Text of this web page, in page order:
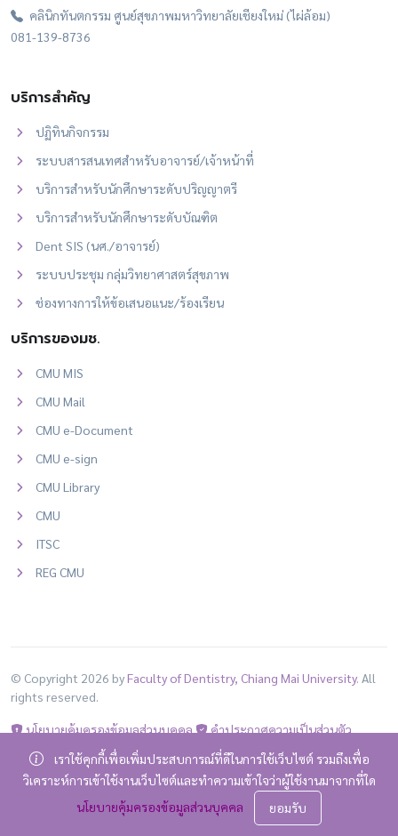
คลินิกทันตกรรม ศูนย์สุขภาพมหาวิทยาลัยเชียงใหม่ (ไผ่ล้อม)
081-139-8736
บริการสำคัญ
ปฏิทินกิจกรรม
ระบบสารสนเทศสำหรับอาจารย์/เจ้าหน้าที่
บริการสำหรับนักศึกษาระดับปริญญาตรี
บริการสำหรับนักศึกษาระดับบัณฑิต
Dent SIS (นศ./อาจารย์)
ระบบประชุม กลุ่มวิทยาศาสตร์สุขภาพ
ช่องทางการให้ข้อเสนอแนะ/ร้องเรียน
บริการของมช.
CMU MIS
CMU Mail
CMU e-Document
CMU e-sign
CMU Library
CMU
ITSC
REG CMU
© Copyright 2026 byFaculty of Dentistry, Chiang Mai University. All
rights reserved.
นโยบายคุ้มครองข้อมูลส่วนบุคคล คำประกาศความเป็นส่วนตัว
ไทย
เราใช้คุกกี้เพื่อเพิ่มประสบการณ์ที่ดีในการใช้เว็บไซต์ รวมถึงเพื่อ
วิเคราะห์การเข้าใช้งานเว็บไซต์และทำความเข้าใจว่าผู้ใช้งานมาจากที่ใด
นโยบายคุ้มครองข้อมูลส่วนบุคคล
ยอมรับ